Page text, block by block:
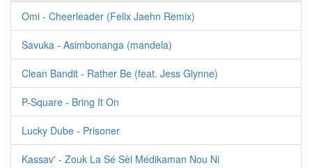
Omi - Cheerleader (Felix Jaehn Remix)
Savuka - Asimbonanga (mandela)
Clean Bandit - Rather Be (feat. Jess Glynne)
P-Square - Bring It On
Lucky Dube - Prisoner
Kassav' - Zouk La Sé Sèl Médikaman Nou Ni